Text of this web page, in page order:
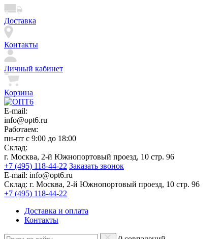
Доставка
Контакты
Личный кабинет
Корзина
E-mail:
info@opt6.ru
Работаем:
пн-пт с 9:00 до 18:00
Склад:
г. Москва, 2-й Южнопортовый проезд, 10 стр. 96
+7 (495) 118-44-22 Заказать звонок
E-mail: info@opt6.ru
Склад: г. Москва, 2-й Южнопортовый проезд, 10 стр. 96
+7 (495) 118-44-22
Доставка и оплата
Контакты